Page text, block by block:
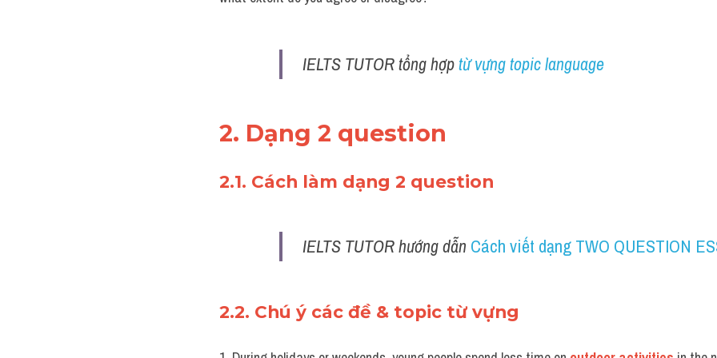
IELTS TUTOR tổng hợp từ vựng topic language
2. Dạng 2 question
2.1. Cách làm dạng 2 question
IELTS TUTOR hướng dẫn Cách viết dạng TWO QUESTION
2.2. Chú ý các đề & topic từ vựng